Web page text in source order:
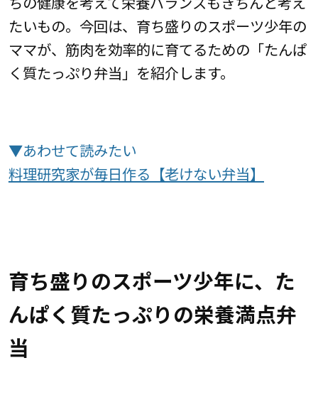
たいもの。今回は、育ち盛りのスポーツ少年の
ママが、筋肉を効率的に育てるための「たんぱ
く質たっぷり弁当」を紹介します。
▼あわせて読みたい
料理研究家が毎日作る【老けない弁当】
育ち盛りのスポーツ少年に、た
んぱく質たっぷりの栄養満点弁
当